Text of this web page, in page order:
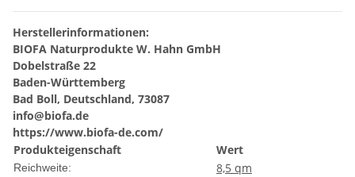
Herstellerinformationen:
BIOFA Naturprodukte W. Hahn GmbH
Dobelstraße 22
Baden-Württemberg
Bad Boll, Deutschland, 73087
info@biofa.de
https://www.biofa-de.com/
Produkteigenschaft
Wert
Reichweite: 8,5 qm